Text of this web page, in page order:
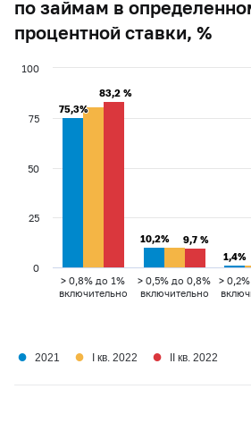
по займам в
процентной ставки, %
75,3%
75,3%
10,2%
10,2%
1,4%
1,4%
83,2 %
83,2 %
9,7 %
9,7 %
> 0,8% до 1%
включительно
> 0,5% до 0,8%
включительно
>
0
25
50
75
100
● 2021 ● I кв. 2022 ● II кв. 2022